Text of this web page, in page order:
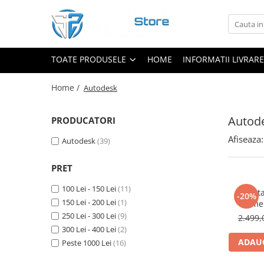
Toate Produsele
CAD & Design
TOATE PRODUSELE HOME INFORMATII LIVRARE
Home / Autodesk
PRODUCATORI
Autodesk(39)
PRET
100 Lei - 150 Lei(11)
150 Lei - 200 Lei(1)
250 Lei - 300 Lei(9)
300 Lei - 400 Lei(2)
Peste 1000 Lei(16)
Afiseaza:
-20%